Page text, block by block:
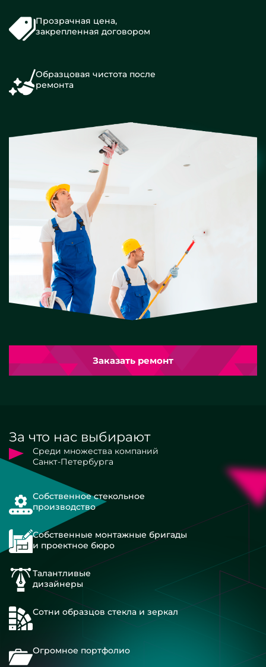
Прозрачная цена,
закрепленная договором
Образцовая чистота после
ремонта
Заказать ремонт
За что нас выбирают
Среди множества компаний
Санкт-Петербурга
Собственное стекольное
производство
Собственные монтажные бригады
и проектное бюро
Талантливые
дизайнеры
Сотни образцов стекла и зеркал
Огромное портфолио